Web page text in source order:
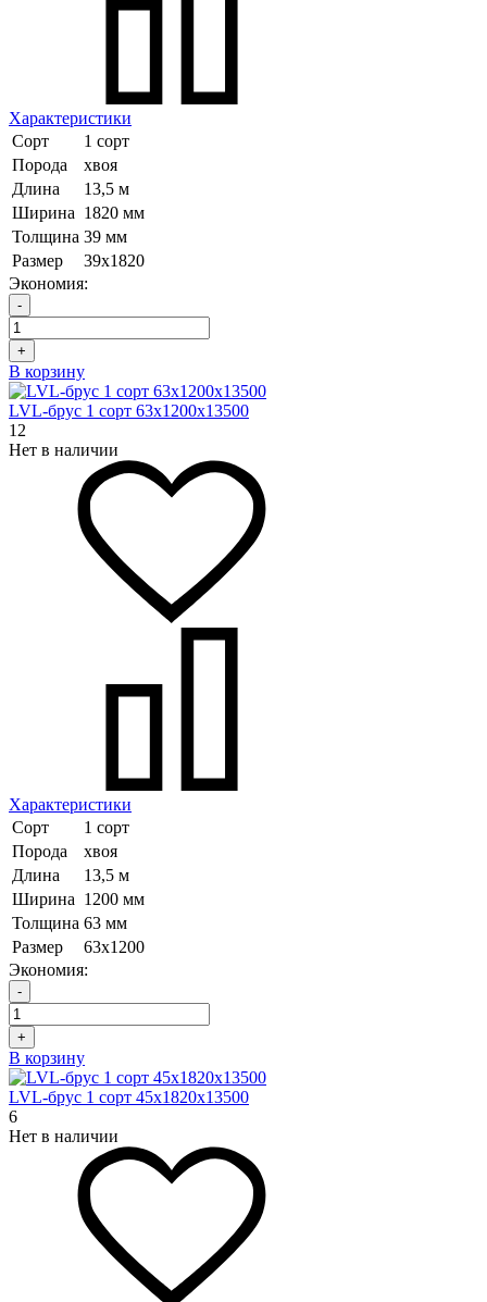
Характеристики
Сорт
1 сорт
Порода
хвоя
Длина
13,5 м
Ширина 1820 мм
Толщина 39 мм
Размер
39х1820
Экономия:
-
+
В корзину
LVL-брус 1 сорт 63х1200х13500
12
Нет в наличии
Характеристики
Сорт
1 сорт
Порода
хвоя
Длина
13,5 м
Ширина 1200 мм
Толщина 63 мм
Размер
63х1200
Экономия:
-
+
В корзину
LVL-брус 1 сорт 45х1820х13500
6
Нет в наличии